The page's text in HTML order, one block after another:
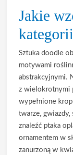
Jakie
kategorii
Sztuka doodle
motywami
abstrakcyjnymi.
z wielokrotnymi
wypełnione
twarze,
znaleźć ptaka
ornamentem w
zanurzoną w